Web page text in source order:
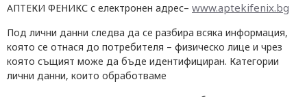
АПТЕКИ ФЕНИКС с електронен адрес– www.aptekifenix.bg
Под лични данни следва да се разбира всяка информация,
която се отнася до потребителя – физическо лице и чрез
която същият може да бъде идентифициран. Категории
лични данни, които обработваме